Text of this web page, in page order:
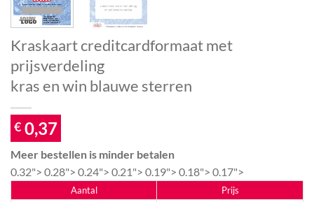
Kraskaart creditcardformaat met
prijsverdeling
kras en win blauwe sterren
€ 0,37
Meer bestellen is minder betalen
0.32"> 0.28"> 0.24"> 0.21"> 0.19"> 0.18"> 0.17">
Aantal
Prijs